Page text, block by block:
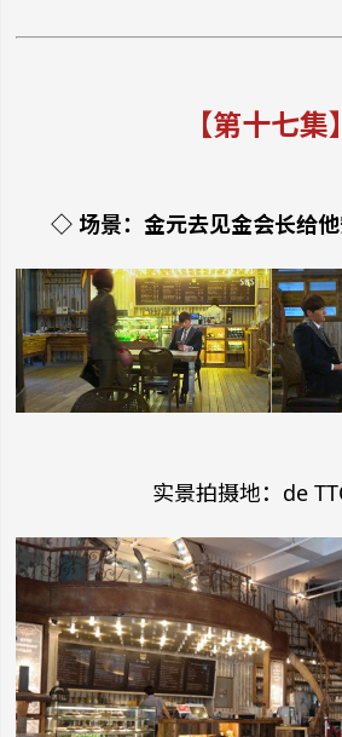
【第十七集】
◇ 场景：金元去见金会长给
实景拍摄地：de